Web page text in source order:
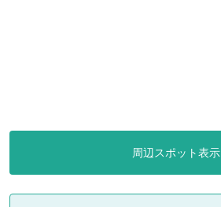
周辺スポット表示